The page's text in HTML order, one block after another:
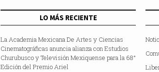
LO MÁS RECIENTE
La Academia Mexicana De Artes y Ciencias
Cinematográficas anuncia alianza con Estudios
Churubusco y Televisión Mexiquense para la 68°
Edición del Premio Ariel